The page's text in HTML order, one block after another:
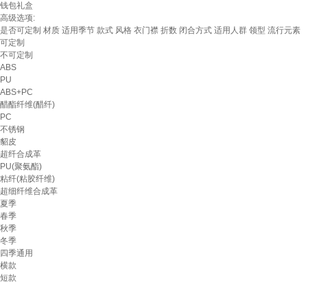
钱包礼盒
高级选项:
是否可定制 材质 适用季节 款式 风格 衣门襟 折数 闭合方式 适用人群 领型 流行元素
可定制
不可定制
ABS
PU
ABS+PC
醋酯纤维(醋纤)
PC
不锈钢
貂皮
超纤合成革
PU(聚氨酯)
粘纤(粘胶纤维)
超细纤维合成革
夏季
春季
秋季
冬季
四季通用
横款
短款